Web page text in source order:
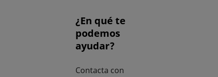
¿En qué te
podemos
ayudar?
Contacta con